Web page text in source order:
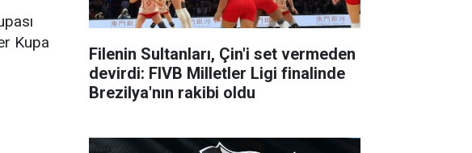
Kupa
Filenin Sultanları, Çin'i set vermeden
devirdi: FIVB Milletler Ligi finalinde
Brezilya'nın rakibi oldu